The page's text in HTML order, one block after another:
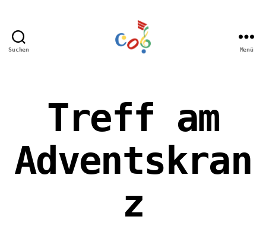
Suchen
Hamm
Menü
Treff am
Adventskran
z